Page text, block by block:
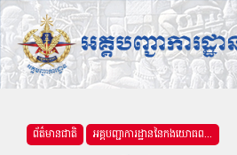
ព័ត៌មានជាតិ អគ្គបញ្ជាការដ្ឋាននៃកងយោធពលខេមរភូមិន្ទ